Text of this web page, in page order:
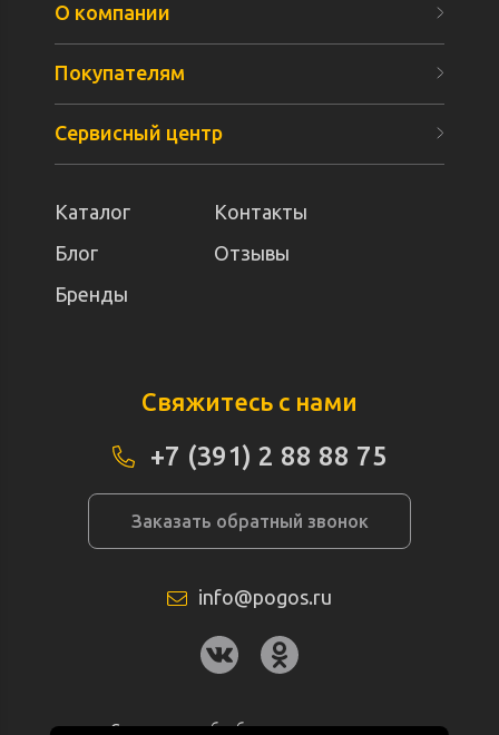
О компании
Покупателям
Сервисный центр
Каталог
Контакты
Блог
Отзывы
Бренды
Свяжитесь с нами
+7 (391) 2 88 88 75
Заказать обратный звонок
info@pogos.ru
Согласие на обработку персональных